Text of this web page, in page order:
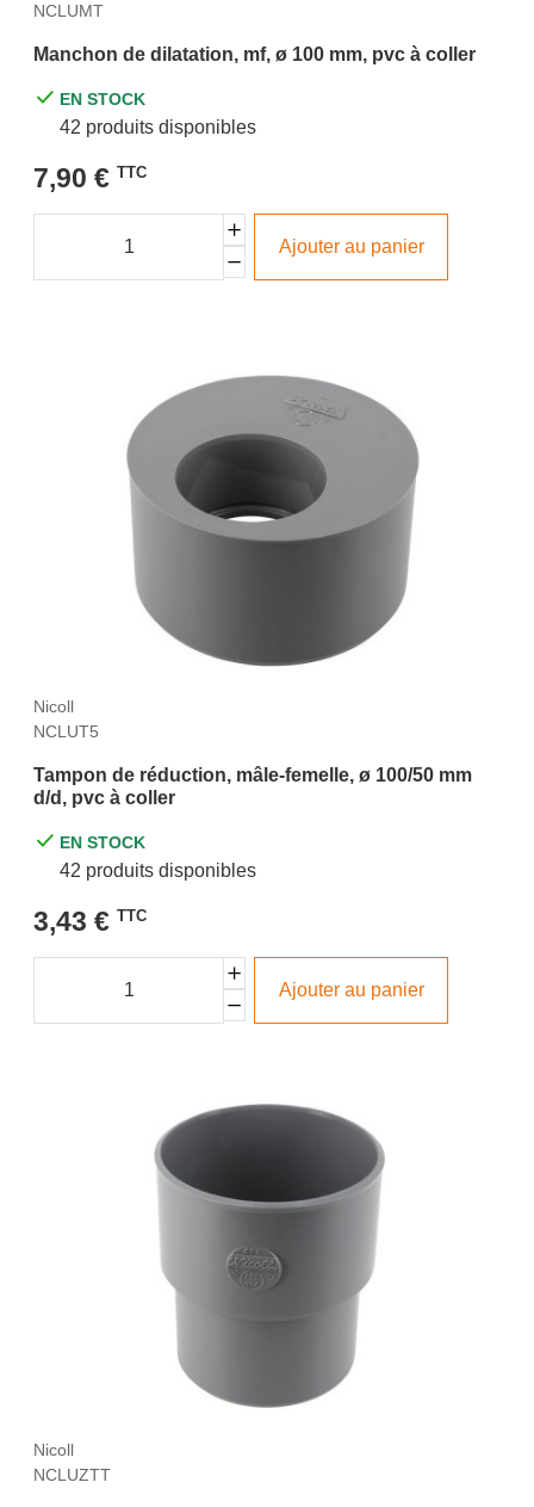
NCLUMT
Manchon de dilatation, mf, ø 100 mm, pvc à coller
EN STOCK
42 produits disponibles
7,90 € TTC
Ajouter au panier
Nicoll
NCLUT5
Tampon de réduction, mâle-femelle, ø 100/50 mm
d/d, pvc à coller
EN STOCK
42 produits disponibles
3,43 € TTC
Ajouter au panier
Nicoll
NCLUZTT